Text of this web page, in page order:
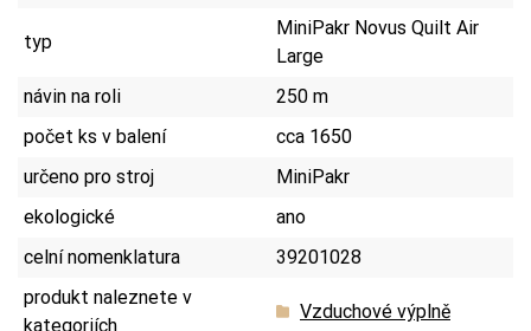
typ
MiniPakr Novus Quilt Air
Large
návin na roli
250 m
počet ks v balení
cca 1650
určeno pro stroj
MiniPakr
ekologické
ano
celní nomenklatura
39201028
produkt naleznete v
kategoriích
Vzduchové výplně